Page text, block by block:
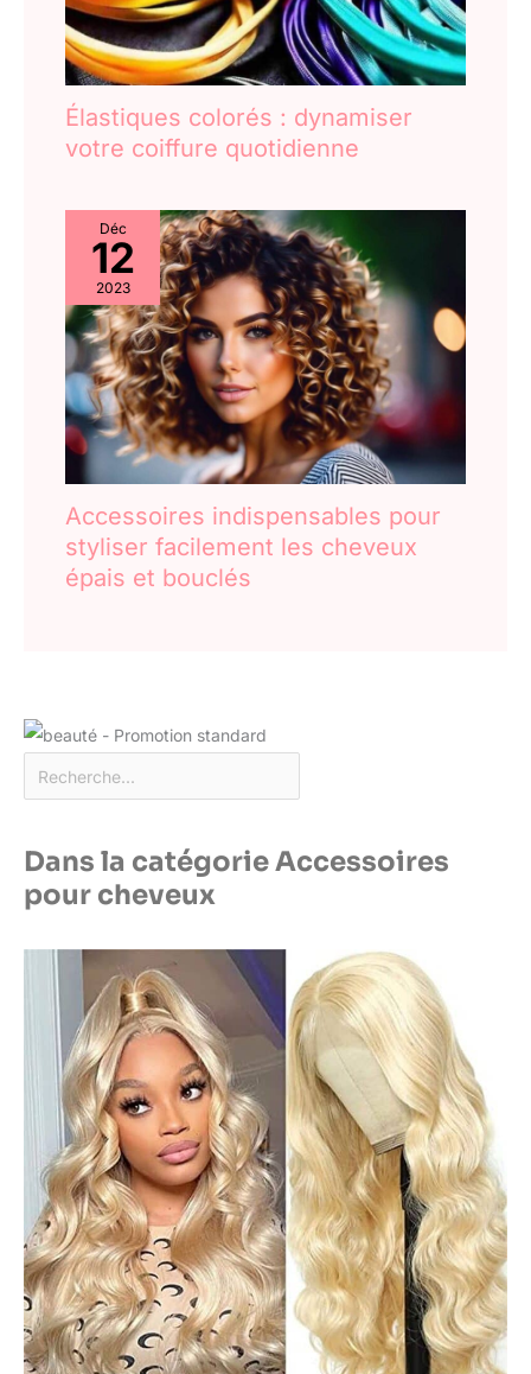
Élastiques colorés : dynamiser
votre coiffure quotidienne
Déc
12
2023
Accessoires indispensables pour
styliser facilement les cheveux
épais et bouclés
Dans la catégorie Accessoires
pour cheveux